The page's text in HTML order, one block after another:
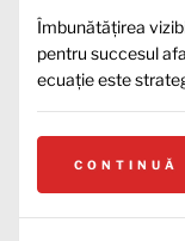
Îmbunătățirea
pentru succesul
ecuație este
CONTINUĂ